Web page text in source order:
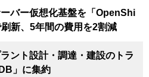
バー仮想化基盤を「OpenShi
新、5年間の費用を2割減
ント設計・調達・建設のトラ
」に集約